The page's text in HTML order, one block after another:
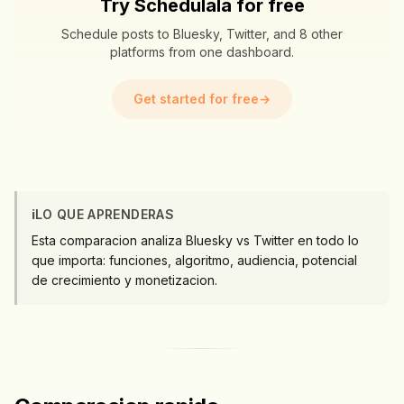
Try Schedulala for free
Schedule posts to Bluesky, Twitter, and 8 other
platforms from one dashboard.
Get started for free→
ℹ️LO QUE APRENDERAS
Esta comparacion analiza Bluesky vs Twitter en todo lo
que importa: funciones, algoritmo, audiencia, potencial
de crecimiento y monetizacion.